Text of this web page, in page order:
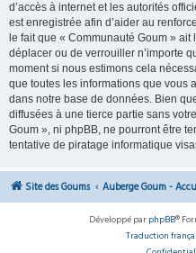
d’accès à internet et les autorités
est enregistrée afin d’aider au
le fait que « Communauté Goum »
déplacer ou de verrouiller n’importe
moment si nous estimons cela
que toutes les informations que vous
dans notre base de données. Bien
diffusées à une tierce partie sans
Goum », ni phpBB, ne pourront être
tentative de piratage informatique
Site des Goums Auberge Goum -
Développé par phpBB®
Traduction